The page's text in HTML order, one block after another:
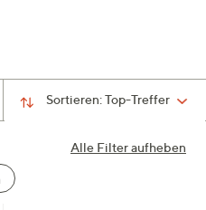
Sortieren:Top-Treffer
Alle Filter aufheben